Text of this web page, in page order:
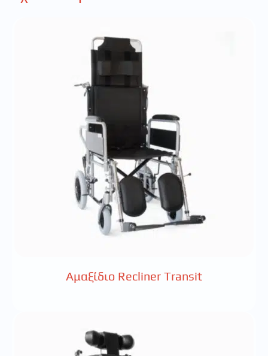
Αμαξίδιο Recliner Transit